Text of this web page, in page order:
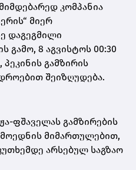
კომპანია
მიერ
დაგეგმილი
გამო, 8 აგვისტოს 00:30
პეკინის გამზირის
შეიზღუდება.
ფშაველას გამზირების
მოედნის მიმართულებით,
არსებულ საგზაო